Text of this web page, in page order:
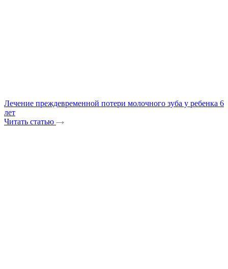
Лечение преждевременной потери молочного зуба у ребенка 6
лет
Читать статью